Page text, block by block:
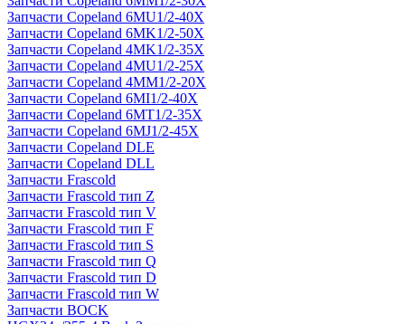
Запчасти Copeland 6MU1/2-40X
Запчасти Copeland 6MK1/2-50X
Запчасти Copeland 4MK1/2-35X
Запчасти Copeland 4MU1/2-25X
Запчасти Copeland 4MM1/2-20X
Запчасти Copeland 6MI1/2-40X
Запчасти Copeland 6MT1/2-35X
Запчасти Copeland 6MJ1/2-45X
Запчасти Copeland DLE
Запчасти Copeland DLL
Запчасти Frascold
Запчасти Frascold тип Z
Запчасти Frascold тип V
Запчасти Frascold тип F
Запчасти Frascold тип S
Запчасти Frascold тип Q
Запчасти Frascold тип D
Запчасти Frascold тип W
Запчасти BOCK